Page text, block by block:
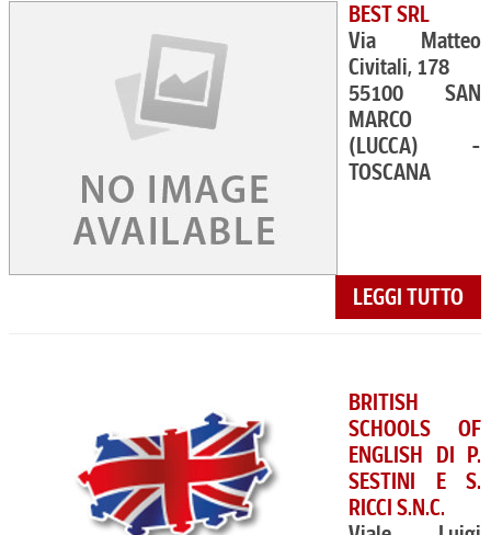
BEST SRL
Via Matteo
Civitali, 178
55100 SAN
MARCO
(LUCCA) -
TOSCANA
LEGGI TUTTO
BRITISH
SCHOOLS OF
ENGLISH DI P.
SESTINI E S.
RICCI S.N.C.